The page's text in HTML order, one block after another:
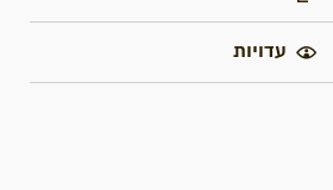
עדויות